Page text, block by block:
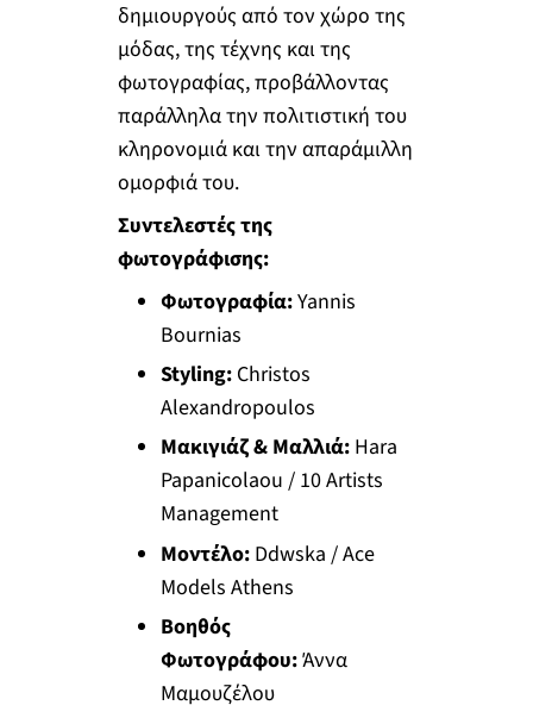
δημιουργούς από τον χώρο της
μόδας, της τέχνης και της
φωτογραφίας, προβάλλοντας
παράλληλα την πολιτιστική του
κληρονομιά και την απαράμιλλη
ομορφιά του.
Συντελεστές της
φωτογράφισης:
Φωτογραφία:Yannis
Bournias
Styling:Christos
Alexandropoulos
Μακιγιάζ & Μαλλιά:Hara
Papanicolaou / 10 Artists
Management
Μοντέλο:Ddwska / Ace
Models Athens
Βοηθός
Φωτογράφου:Άννα
Μαμουζέλου